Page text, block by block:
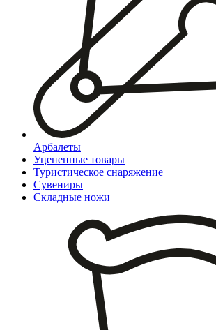
Арбалеты
Уцененные товары
Туристическое снаряжение
Сувениры
Складные ножи